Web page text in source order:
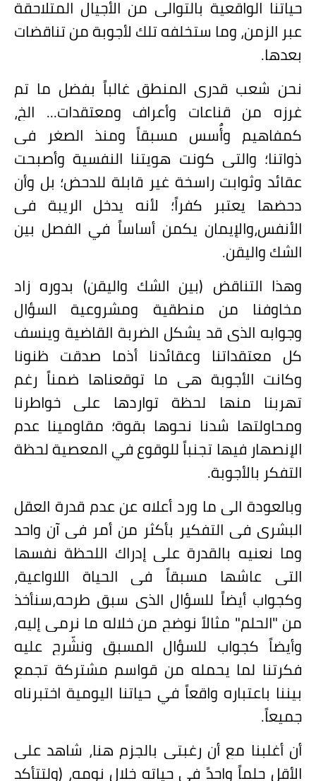
حياتنا الواقعية بالتوالي من الأجيال المتلاحقة
عبر الزمن، وما ستخلفه تلك لأجوبة من تناقضات
بعدها.
نحن شعب قدري المنطق غالباً بفضل ما تم
غرزه من قناعات وأعراف ومعتقدات... الخ،
كمفاهيم وأٌسس مسبقاً ومنذ الصغر في
ذواتنا؛ والتي كونت هويتنا النفسية وأصبحت
عقائد وثوابت راسخة غير قابلة للدحض؛ بل وأن
دحضها يعتبر كفراً؛ لأنه يدخل الريبة في
الأنفس،والإيمان يكمن أساساً في الفصل بين
الشك واليقن.
وهذا التناقض (بين الشك واليقن) بدوره زاد
مخاوفنا من منطقية ومشروعية السؤال
وجوابه الذي قد يشكل الضربة القاضية وينسف
كل معتقداتنا وعقائدنا أذما صدقت ظنونا
وكانت الأجوبة هي ما توقعناها ضمناً رغم
تهربنا منها لحظة تواردها على خواطرنا
ومحاولتها شدنا نحوها بقوة؛ مقاومينا عدم
الإنصهار فيها تجنباً للوقوع في المعصية لحظة
التفكر بالأجوبة.
وبالعودة الى ما ورد أعلاه عن عدم قدرة العقل
البشري في التفكير بأكثر من أمر في آن واحد
وما نعنيه بالقدرة على إدراك اللحظة نفسها
التي عاشها مسبقاً في الحياة اللاواعية،
وكجواب أيضاً للسؤال الذي سبق طرحه،سنأخذ
من "الحلم" مثالاً نوضح من خلاله ما نرمي إليه،
وأيضاً كجواب للسؤال المسبق ونشّرح عليه
فكرتنا لما يحمله من قواسم مشتركة تجمع
بيننا باعتباره واقعاً في حياتنا اليومية اختبرناه
جميعاً.
أن أغلبنا مع أن رغبتي بالجزم هنا، شاهد على
الأقل حلماً واحدً في حياته خلال نومه، (ولتتأكد